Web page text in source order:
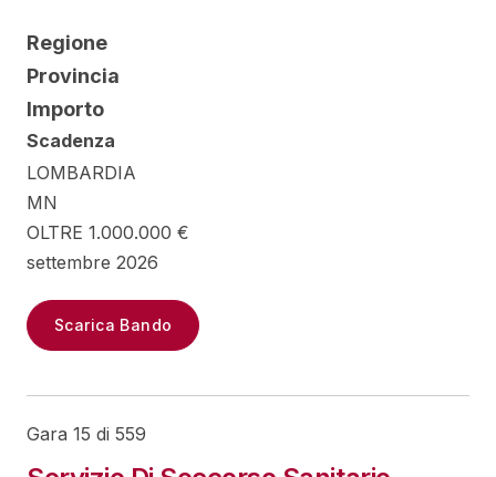
Regione
Provincia
Importo
Scadenza
LOMBARDIA
MN
OLTRE 1.000.000 €
settembre 2026
Scarica Bando
Gara 15 di 559